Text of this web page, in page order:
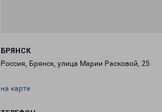
БРЯНСК
Россия, Брянск, улица Марии Расковой, 25
на карте